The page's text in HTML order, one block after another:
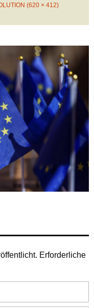
(620 × 412)
Erforderliche